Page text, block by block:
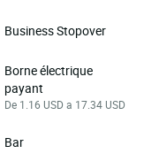
Business Stopover
Borne électrique
payant
De 1.16 USD a 17.34 USD
Bar